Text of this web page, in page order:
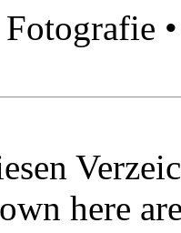
Fotografie
here